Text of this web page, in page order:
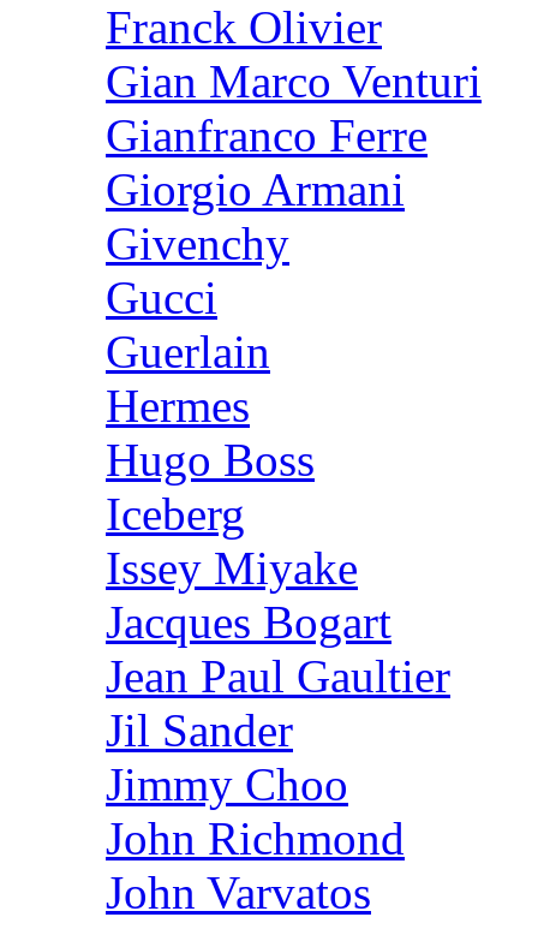
Franck Olivier
Gian Marco Venturi
Gianfranco Ferre
Giorgio Armani
Givenchy
Gucci
Guerlain
Hermes
Hugo Boss
Iceberg
Issey Miyake
Jacques Bogart
Jean Paul Gaultier
Jil Sander
Jimmy Choo
John Richmond
John Varvatos